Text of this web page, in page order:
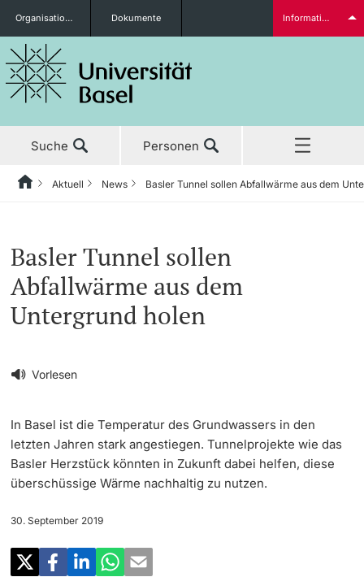
Studieninteressierte
Organisationseinheiten Dokumente Informationen für...
Suche Personen
Aktuell
‡ ‡ ‡ ‡
News
‡ ‡ ‡ ‡
Newsletter bestellen
‡ ‡ ‡ ‡
Universität in den Medien
Veranstaltungskalender
‡ ‡ ‡ ‡ ‡ ‡ ‡ ‡ ‡ ‡ ‡ ‡
‡ ‡ ‡ ‡ ‡ ‡ ‡ ‡ ‡ ‡ ‡ ‡ ‡ ‡ ‡ ‡
Studium
Forschung
Lehre
‡ ‡ ‡ ‡ ‡ ‡ ‡ ‡ ‡ ‡ ‡ ‡ ‡ ‡ ‡ ‡ ‡ ‡ ‡ ‡ ‡ ‡ ‡ ‡
Weiterbildung
‡ ‡ ‡ ‡ ‡ ‡ ‡ ‡ ‡ ‡ ‡ ‡ ‡ ‡ ‡ ‡ ‡ ‡ ‡ ‡ ‡ ‡ ‡ ‡ ‡ ‡ ‡ ‡ ‡ ‡ ‡ ‡ ‡ ‡ ‡ ‡ ‡ ‡ ‡ ‡ ‡
‡ ‡ ‡ ‡ ‡ ‡ ‡ ‡ ‡ ‡ ‡ ‡ ‡ ‡ ‡ ‡ ‡ ‡ ‡
HomeZurückAktuell News Basler Tunnel sollen Abfallwärme aus dem
Vorlesen
Basler Tunnel sollen
Abfallwärme aus dem
Untergrund holen
In Basel ist die Temperatur des Grundwassers in den
letzten Jahren stark angestiegen. Tunnelprojekte wie das
Basler Herzstück könnten in Zukunft dabei helfen, diese
überschüssige Wärme nachhaltig zu nutzen.
30. September 2019